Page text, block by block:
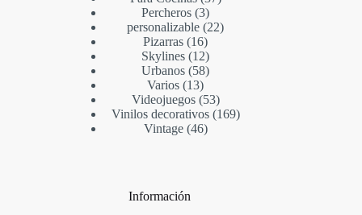
Percheros 3
personalizable 22
Pizarras 16
Skylines 12
Urbanos 58
Varios 13
Videojuegos 53
Vinilos decorativos 169
Vintage 46
Información